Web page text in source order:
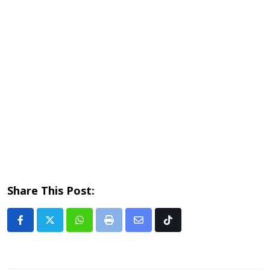
Share This Post:
Whatsapp
Print
Share Tiktok